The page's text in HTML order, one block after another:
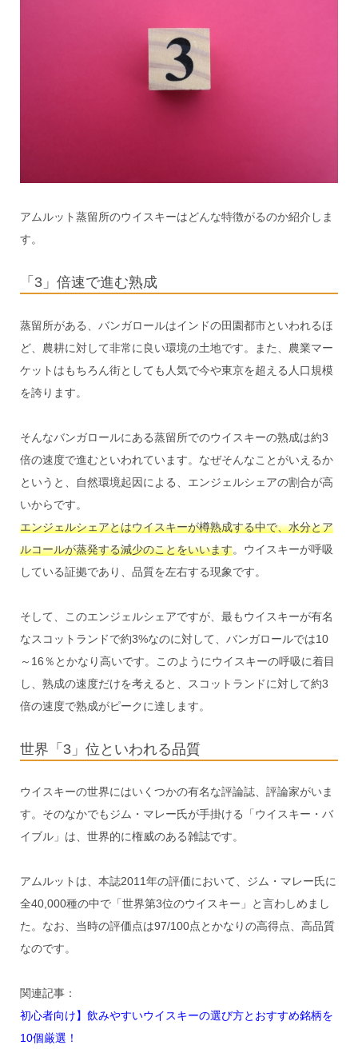
アムルット蒸留所のウイスキーはどんな特徴がるのか紹介しま
す。
「3」倍速で進む熟成
蒸留所がある、バンガロールはインドの田園都市といわれるほ
ど、農耕に対して非常に良い環境の土地です。また、農業マー
ケットはもちろん街としても人気で今や東京を超える人口規模
を誇ります。
そんなバンガロールにある蒸留所でのウイスキーの熟成は約3
倍の速度で進むといわれています。なぜそんなことがいえるか
というと、自然環境起因による、エンジェルシェアの割合が高
いからです。
エンジェルシェアとはウイスキーが樽熟成する中で、水分とア
ルコールが蒸発する減少のことをいいます。ウイスキーが呼吸
している証拠であり、品質を左右する現象です。
そして、このエンジェルシェアですが、最もウイスキーが有名
なスコットランドで約3%なのに対して、バンガロールでは10
～16％とかなり高いです。このようにウイスキーの呼吸に着目
し、熟成の速度だけを考えると、スコットランドに対して約3
倍の速度で熟成がピークに達します。
世界「3」位といわれる品質
ウイスキーの世界にはいくつかの有名な評論誌、評論家がいま
す。そのなかでもジム・マレー氏が手掛ける「ウイスキー・バ
イブル」は、世界的に権威のある雑誌です。
アムルットは、本誌2011年の評価において、ジム・マレー氏に
全40,000種の中で「世界第3位のウイスキー」と言わしめまし
た。なお、当時の評価点は97/100点とかなりの高得点、高品質
なのです。
関連記事：
初心者向け】飲みやすいウイスキーの選び方とおすすめ銘柄を
10個厳選！